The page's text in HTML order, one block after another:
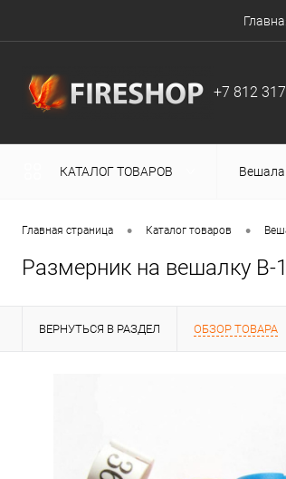
+7 812
КАТАЛОГ ТОВАРОВ Вешала
Главная страница • Каталог товаров •
Размерник на вешалку В-
ВЕРНУТЬСЯ В РАЗДЕЛ ОБЗОР ТОВАРА